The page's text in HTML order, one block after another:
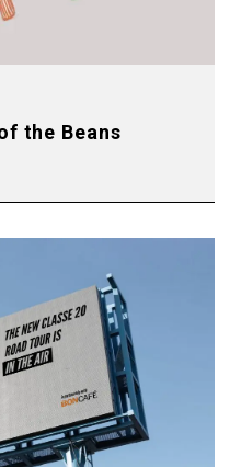
the Beans